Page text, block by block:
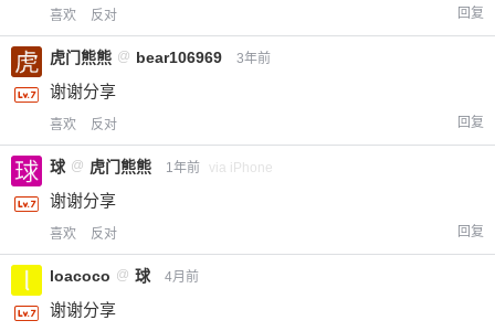
喜欢 反对 回复
虎门熊熊 @ bear106969 3年前
谢谢分享
喜欢 反对 回复
球 @ 虎门熊熊 1年前 via iPhone
谢谢分享
喜欢 反对 回复
loacoco @ 球 4月前
谢谢分享